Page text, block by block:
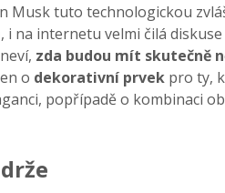
Musk tuto technologickou
na internetu velmi čilá
zda budou mít skutečně
o dekorativní prvek pro ty,
popřípadě o kombinaci